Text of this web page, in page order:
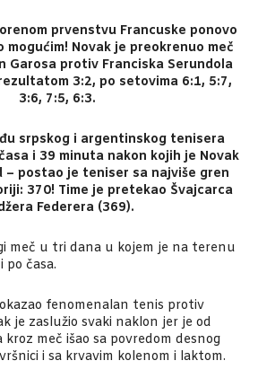
prvenstvu Francuske ponovo
mogućim! Novak je preokrenuo meč
Garosa protiv Franciska Serundola
3:2, po setovima 6:1, 5:7,
3:6, 7:5, 6:3.
srpskog i argentinskog tenisera
i 39 minuta nakon kojih je Novak
– postao je teniser sa najviše gren
370! Time je pretekao Švajcarca
Federera (369).
meč u tri dana u kojem je na terenu
po časa.
fenomenalan tenis protiv
je zaslužio svaki naklon jer je od
meč išao sa povredom desnog
i sa krvavim kolenom i laktom.